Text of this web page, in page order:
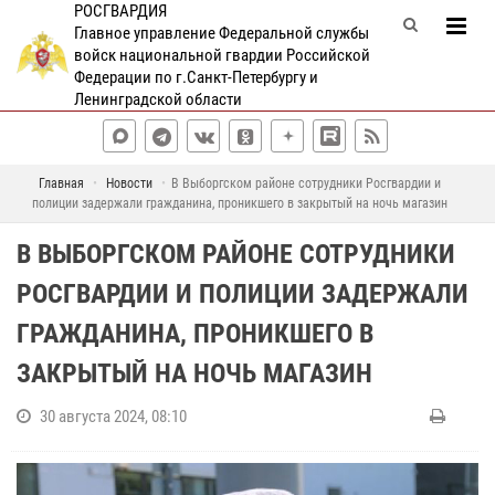
РОСГВАРДИЯ
Главное управление Федеральной службы
войск национальной гвардии Российской
Федерации по г.Санкт-Петербургу и
Ленинградской области
Главная Новости
В Выборгском районе сотрудники Росгвардии и
полиции задержали гражданина, проникшего в закрытый на ночь магазин
В ВЫБОРГСКОМ РАЙОНЕ СОТРУДНИКИ
РОСГВАРДИИ И ПОЛИЦИИ ЗАДЕРЖАЛИ
ГРАЖДАНИНА, ПРОНИКШЕГО В
ЗАКРЫТЫЙ НА НОЧЬ МАГАЗИН
30 августа 2024, 08:10